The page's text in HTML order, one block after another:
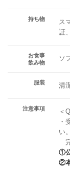
持ち物
ス
証
お食事
飲み物
ソ
服装 清
注意事項
＜
・
い。
①
②